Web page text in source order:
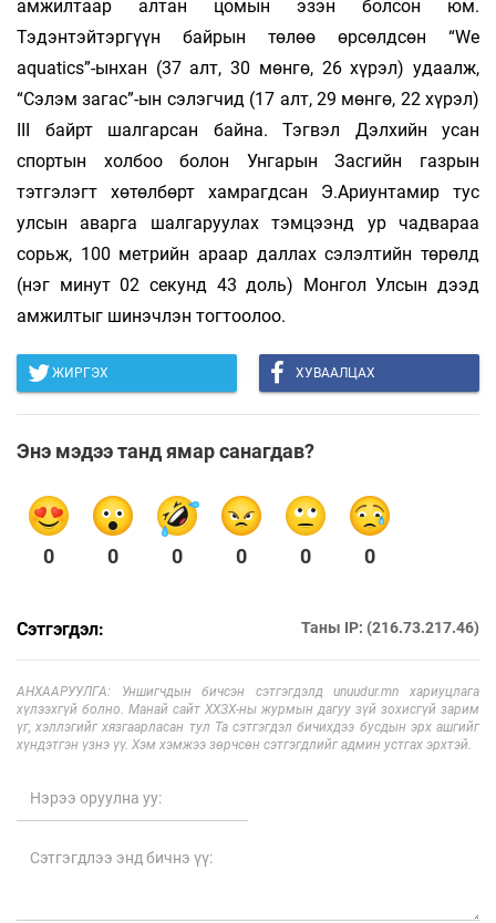
амжилтаар алтан цомын эзэн болсон юм.
Тэдэнтэйтэргүүн байрын төлөө өрсөлдсөн “We
аquatics”-ынхан (37 алт, 30 мөнгө, 26 хүрэл) удаалж,
“Сэлэм загас”-ын сэлэгчид (17 алт, 29 мөнгө, 22 хүрэл)
III байрт шалгарсан байна. Тэгвэл Дэлхийн усан
спортын холбоо болон Унгарын Засгийн газрын
тэтгэлэгт хөтөлбөрт хамрагдсан Э.Ариунтамир тус
улсын аварга шалгаруулах тэмцээнд ур чадвараа
сорьж, 100 метрийн араар даллах сэлэлтийн төрөлд
(нэг минут 02 секунд 43 доль) Монгол Улсын дээд
амжилтыг шинэчлэн тогтоолоо.
ЖИРГЭХ ХУВААЛЦАХ
Энэ мэдээ танд ямар санагдав?
0 0 0 0 0 0
Сэтгэгдэл: Таны IP: (216.73.217.46)
АНХААРУУЛГА: Уншигчдын бичсэн сэтгэгдэлд unuudur.mn хариуцлага
хүлээхгүй болно. Манай сайт ХХЗХ-ны журмын дагуу зүй зохисгүй зарим
үг, хэллэгийг хязгаарласан тул Та сэтгэгдэл бичихдээ бусдын эрх ашгийг
хүндэтгэн үзнэ үү. Хэм хэмжээ зөрчсөн сэтгэгдлийг админ устгах эрхтэй.